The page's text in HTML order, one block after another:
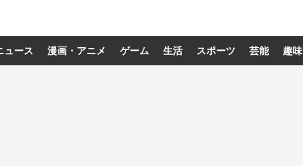
ュース 漫画・アニメ ゲーム 生活 スポーツ 芸能 趣味